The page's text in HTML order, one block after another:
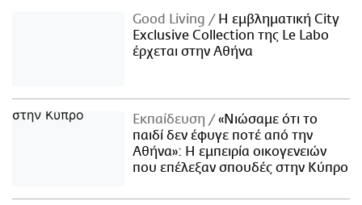
Good Living
Η εμβληματική City
Exclusive Collection της Le Labo
έρχεται στην Αθήνα
Εκπαίδευση
«Νιώσαμε ότι το
παιδί δεν έφυγε ποτέ από την
Αθήνα»: Η εμπειρία οικογενειών
που επέλεξαν σπουδές στην Κύπρο